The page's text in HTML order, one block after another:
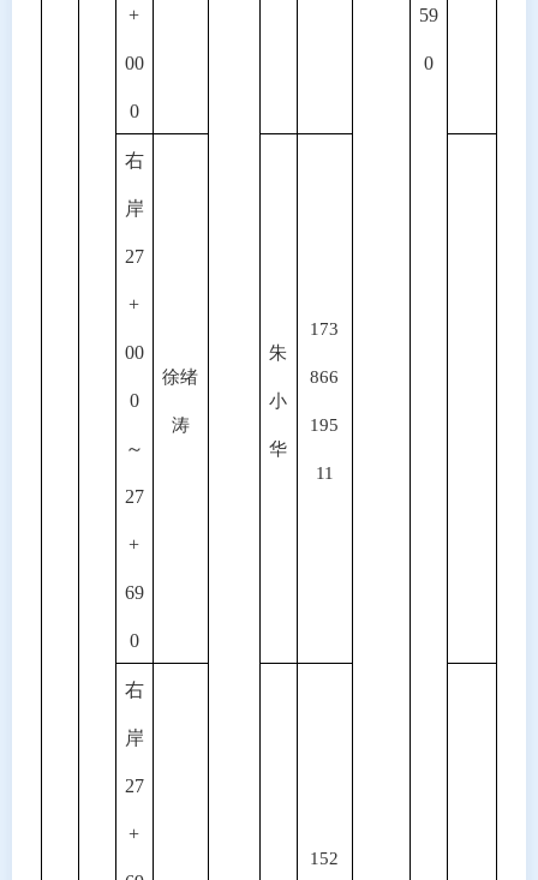
59
0
+
00
0
右
岸
27
+
00
0
～
27
+
69
0
徐绪
涛
朱
小
华
173
866
195
11
右
岸
27
+
152